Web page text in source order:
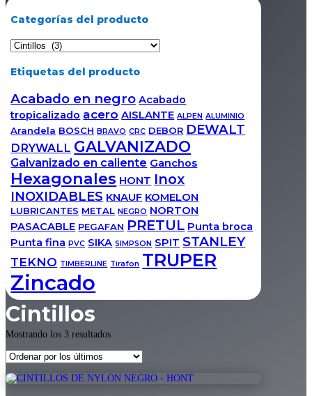
Categorías del producto
Etiquetas del producto
Acabado en negro Acabado
tropicalizado acero AISLANTE ALPEN ALUMINIO
Arandela BOSCH BRAVO CRC DEBOR DEWALT
DRYWALL GALVANIZADO
Galvanizado en caliente Ganchos
Hexagonales HONT Inox
INOXIDABLES KNAUF KOMELON
LUBRICANTES METAL NEGRO NORTON
PASACABLE PEGAFAN PRETUL Punta broca
Punta fina PVC SIKA SIMPSON SPIT STANLEY
TEKNO TIMBERLINE Tirafon TRUPER
Zincado
Cintillos
Mostrando los 3 resultadosOrdenado